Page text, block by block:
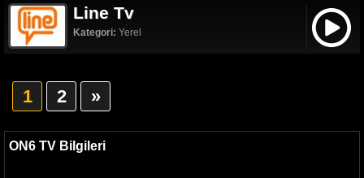
Line Tv
Kategori: Yerel
1 2 »
ON6 TV Bilgileri